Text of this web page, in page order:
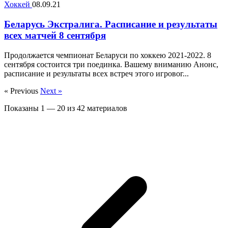
Хоккей 08.09.21
Беларусь Экстралига. Расписание и результаты
всех матчей 8 сентября
Продолжается чемпионат Беларуси по хоккею 2021-2022. 8
сентября состоится три поединка. Вашему вниманию Анонс,
расписание и результаты всех встреч этого игровог...
« Previous Next »
Показаны 1 — 20 из 42 материалов